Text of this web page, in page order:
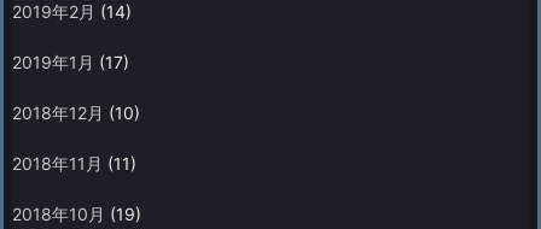
2019年2月 (14)
2019年1月 (17)
2018年12月 (10)
2018年11月 (11)
2018年10月 (19)